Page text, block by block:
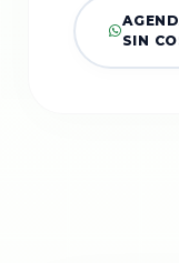
SIN